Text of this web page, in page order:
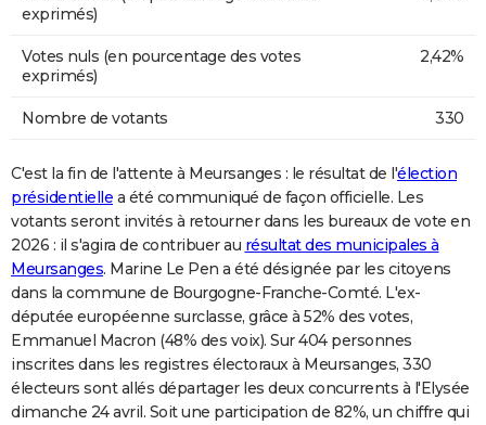
exprimés)
Votes nuls (en pourcentage des votes
exprimés)
2,42%
Nombre de votants 330
C'est la fin de l'attente à Meursanges : le résultat de l'élection
présidentielle a été communiqué de façon officielle. Les
votants seront invités à retourner dans les bureaux de vote en
2026 : il s'agira de contribuer au résultat des municipales à
Meursanges. Marine Le Pen a été désignée par les citoyens
dans la commune de Bourgogne-Franche-Comté. L'ex-
députée européenne surclasse, grâce à 52% des votes,
Emmanuel Macron (48% des voix). Sur 404 personnes
inscrites dans les registres électoraux à Meursanges, 330
électeurs sont allés départager les deux concurrents à l'Elysée
dimanche 24 avril. Soit une participation de 82%, un chiffre qui